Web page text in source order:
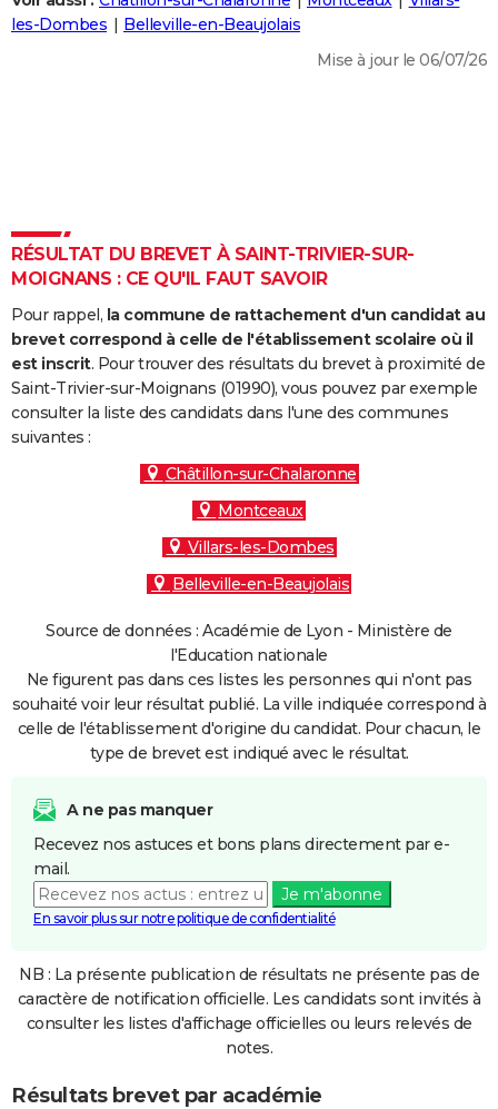
Destinations
City break
Voyage nature
Voyage de noces
Forum
Climat
+
PHOTO
Dictionnaire
Biographies
Citations
Expressions
Proverbes
PROGRAMME TV
S'inscrire
Se connecter
Lycées
Collèges
Primaires
Universités
Entreprises
Service militaire
Avis de recherche
AVIS DE DÉCÈS
FORUM
Bricolage
Lifestyle
Culture
SportAuto
Television
Voyage
Cinema
les-Dombes
Belleville-en-Beaujolais
Mise à jour le 06/07/26
RÉSULTAT DU BREVET À SAINT-TRIVIER-SUR-
MOIGNANS : CE QU'IL FAUT SAVOIR
Pour rappel, la commune de rattachement d'un candidat au
brevet correspond à celle de l'établissement scolaire où il
est inscrit. Pour trouver des résultats du brevet à proximité de
Saint-Trivier-sur-Moignans (01990), vous pouvez par exemple
consulter la liste des candidats dans l'une des communes
suivantes :
Châtillon-sur-Chalaronne
Montceaux
Villars-les-Dombes
Belleville-en-Beaujolais
Source de données : Académie de Lyon - Ministère de
l'Education nationale
Ne figurent pas dans ces listes les personnes qui n'ont pas
souhaité voir leur résultat publié. La ville indiquée correspond à
celle de l'établissement d'origine du candidat. Pour chacun, le
type de brevet est indiqué avec le résultat.
A ne pas manquer
Recevez nos astuces et bons plans directement par e-
mail.
Je m'abonne
En savoir plus sur notre politique de confidentialité
NB : La présente publication de résultats ne présente pas de
caractère de notification officielle. Les candidats sont invités à
consulter les listes d'affichage officielles ou leurs relevés de
notes.
Résultats brevet par académie